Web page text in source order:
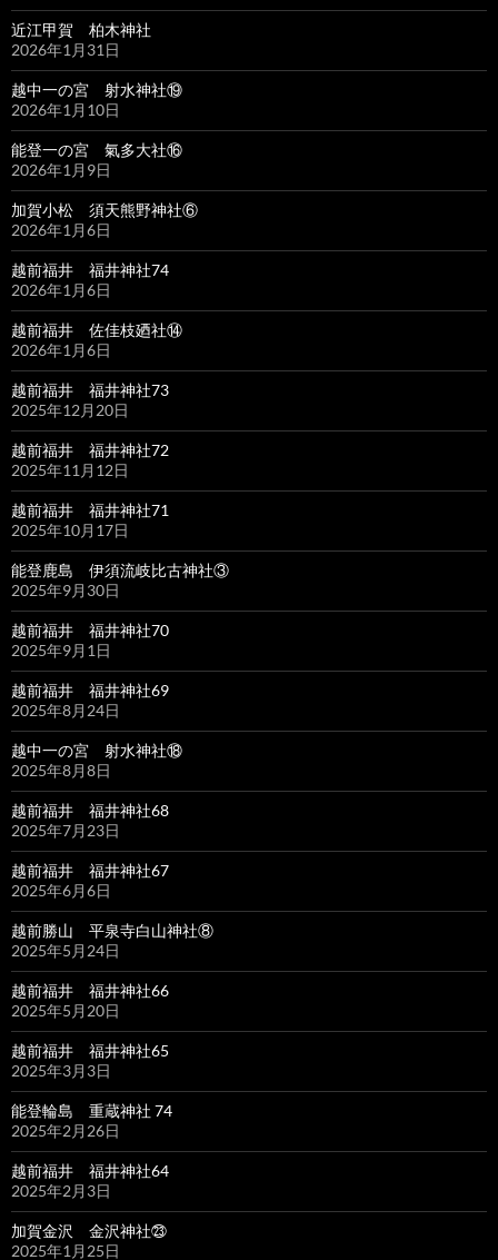
近江甲賀 柏木神社
2026年1月31日
越中一の宮 射水神社⑲
2026年1月10日
能登一の宮 氣多大社⑯
2026年1月9日
加賀小松 須天熊野神社⑥
2026年1月6日
越前福井 福井神社74
2026年1月6日
越前福井 佐佳枝廼社⑭
2026年1月6日
越前福井 福井神社73
2025年12月20日
越前福井 福井神社72
2025年11月12日
越前福井 福井神社71
2025年10月17日
能登鹿島 伊須流岐比古神社③
2025年9月30日
越前福井 福井神社70
2025年9月1日
越前福井 福井神社69
2025年8月24日
越中一の宮 射水神社⑱
2025年8月8日
越前福井 福井神社68
2025年7月23日
越前福井 福井神社67
2025年6月6日
越前勝山 平泉寺白山神社⑧
2025年5月24日
越前福井 福井神社66
2025年5月20日
越前福井 福井神社65
2025年3月3日
能登輪島 重蔵神社 74
2025年2月26日
越前福井 福井神社64
2025年2月3日
加賀金沢 金沢神社㉓
2025年1月25日